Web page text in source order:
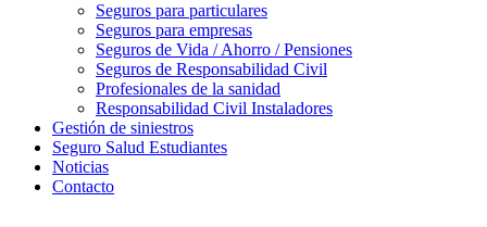
Seguros para particulares
Seguros para empresas
Seguros de Vida / Ahorro / Pensiones
Seguros de Responsabilidad Civil
Profesionales de la sanidad
Responsabilidad Civil Instaladores
Gestión de siniestros
Seguro Salud Estudiantes
Noticias
Contacto